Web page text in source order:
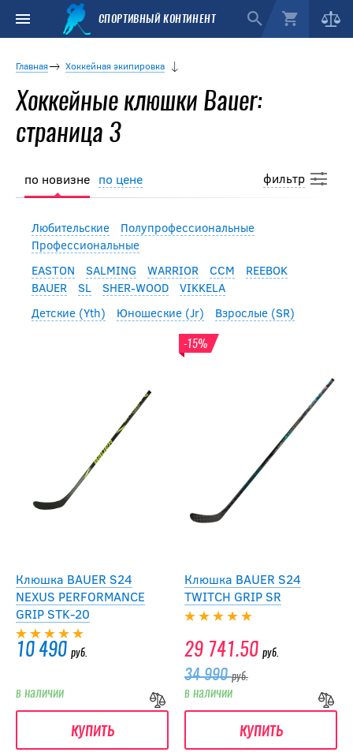
СПОРТИВНЫЙ КОНТИНЕНТ
Главная Хоккейная экипировка
Хоккейные клюшки Bauer:
страница 3
фильтр
по новизне по цене
Любительские
Полупрофессиональные
Профессиональные
EASTON
SALMING WARRIOR CCM
REEBOK
BAUER
SL SHER-WOOD
VIKKELA
Детские (Yth)
Юношеские (Jr) Взрослые (SR)
Клюшка BAUER S24
NEXUS PERFORMANCE
GRIP STK-20
10 490 руб.
в наличии
купить
-15%
Клюшка BAUER S24
TWITCH GRIP SR
29 741.50 руб.
34 990руб.
в наличии
купить